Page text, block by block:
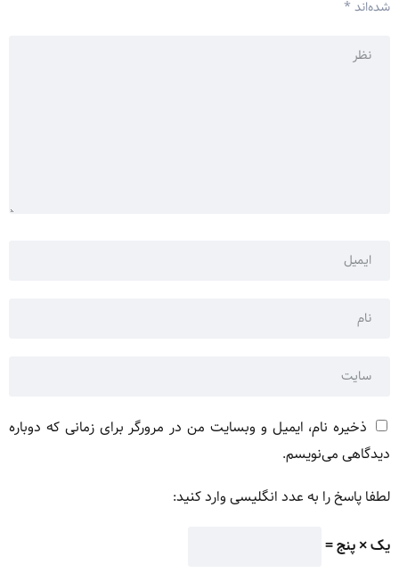
شده‌اند *
ذخیره نام، ایمیل و وبسایت من در مرورگر برای زمانی که دوباره
دیدگاهی می‌نویسم.
لطفا پاسخ را به عدد انگلیسی وارد کنید:
یک × پنج =